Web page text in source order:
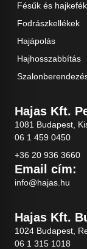
Fésűk és hajkefék
Fodrászkellékek
Hajápolás
Hajhosszabbítás
Hajas Kft.
1081 Budapest,
06 1 459 0450
+36 20 936 3660
Email cím:
info@hajas.hu
Hajas Kft.
1024 Budapest,
06 1 315 1018